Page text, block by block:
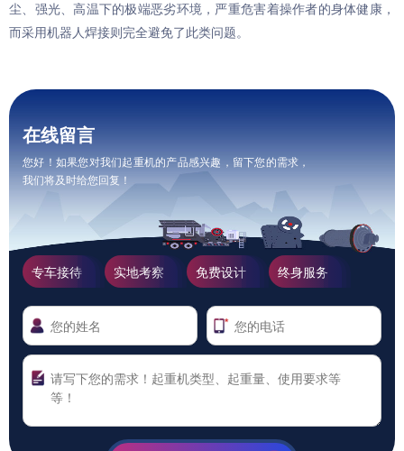
尘、强光、高温下的极端恶劣环境，严重危害着操作者的身体健康，
而采用机器人焊接则完全避免了此类问题。
在线留言
您好！如果您对我们起重机的产品感兴趣，留下您的需求，
我们将及时给您回复！
专车接待 实地考察 免费设计 终身服务